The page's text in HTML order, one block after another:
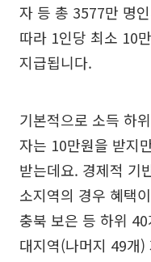
자 등 총 3577만 명
따라 1인당 최소 10
지급됩니다.
기본적으로 소득 하
자는 10만원을 받지
받는데요. 경제적 기
소지역의 경우 혜택
충북 보은 등 하위
대지역(나머지 49개